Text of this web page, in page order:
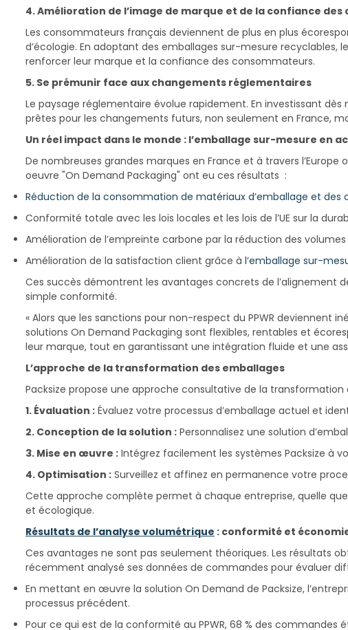
4. Amélioration de l’image de marque et de la confiance
Les consommateurs français deviennent de plus en plus
d’écologie. En adoptant des emballages sur-mesure
renforcer leur marque et la confiance des consommateurs.
5. Se prémunir face aux changements réglementaires
Le paysage réglementaire évolue rapidement. En investissant
prêtes pour les changements futurs, non seulement en France,
Un réel impact dans le monde : l’emballage sur-mesure en
De nombreuses grandes marques en France et à travers
oeuvre "On Demand Packaging" ont eu ces résultats :
Réduction de la consommation de matériaux d’emballage et des
Conformité totale avec les lois locales et les lois de l’UE sur la
Amélioration de l’empreinte carbone par la réduction des volumes
Amélioration de la satisfaction client grâce à l’emballage sur-
Ces succès démontrent les avantages concrets de l’alignement
simple conformité.
« Alors que les sanctions pour non-respect du PPWR deviennent
solutions On Demand Packaging sont flexibles, rentables et
leur marque, tout en garantissant une intégration fluide et une
L’approche de la transformation des emballages
Packsize propose une approche consultative de la transformation
1. Évaluation : Évaluez votre processus d’emballage actuel et
2. Conception de la solution : Personnalisez une solution
3. Mise en œuvre : Intégrez facilement les systèmes Packsize à
4. Optimisation : Surveillez et affinez en permanence votre
Cette approche complète permet à chaque entreprise, quelle
et écologique.
Résultats de l’analyse volumétrique : conformité et
Ces avantages ne sont pas seulement théoriques. Les résultats
récemment analysé ses données de commandes pour évaluer
En mettant en œuvre la solution On Demand de Packsize,
processus précédent.
Pour ce qui est de la conformité au PPWR, 68 % des